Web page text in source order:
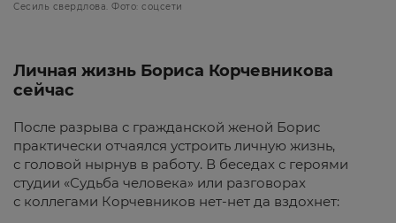
Сесиль свердлова. Фото: соцсети
Личная жизнь Бориса Корчевникова
сейчас
После разрыва с гражданской женой Борис
практически отчаялся устроить личную жизнь,
с головой нырнув в работу. В беседах с героями
студии «Судьба человека» или разговорах
с коллегами Корчевников нет-нет да вздохнет: